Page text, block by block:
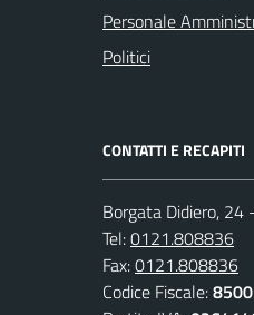
Personale
Politici
CONTATTI E RECAPITI
Borgata Didiero, 24
Tel:0121.808836
Fax:0121.808836
Codice Fiscale: